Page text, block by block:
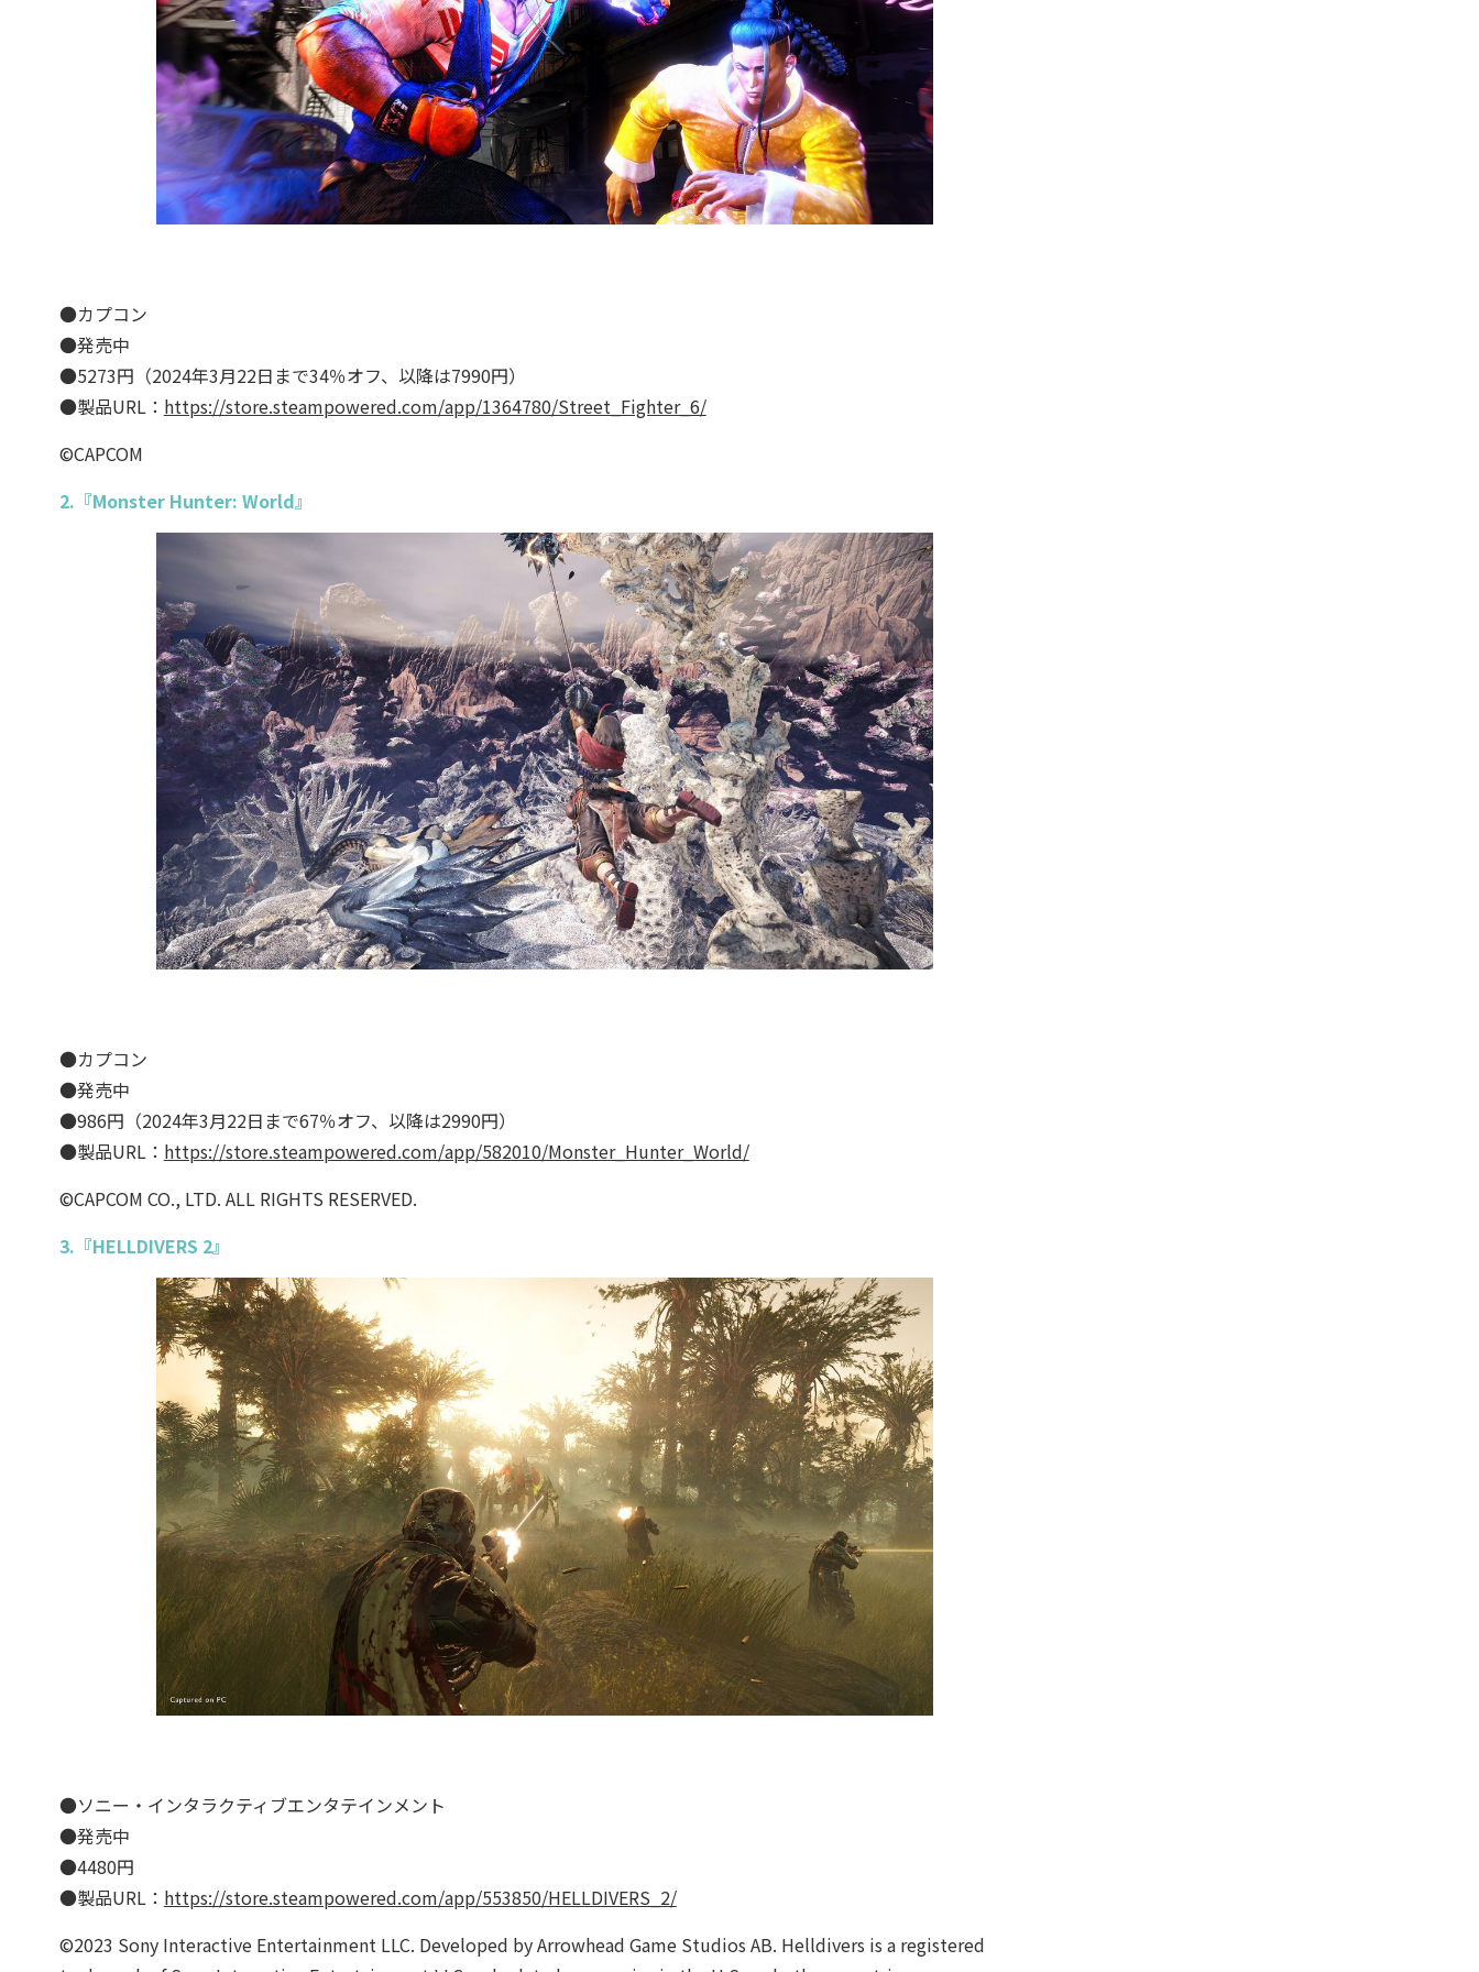
●カプコン
●発売中
●5273円（2024年3月22日まで34％オフ、以降は7990円）
●製品URL： https://store.steampowered.com/app/1364780/Street_Fighter_6/
©CAPCOM
2.『Monster Hunter: World』
●カプコン
●発売中
●986円（2024年3月22日まで67％オフ、以降は2990円）
●製品URL： https://store.steampowered.com/app/582010/Monster_Hunter_World/
©CAPCOM CO., LTD. ALL RIGHTS RESERVED.
3.『HELLDIVERS 2』
●ソニー・インタラクティブエンタテインメント
●発売中
●4480円
●製品URL： https://store.steampowered.com/app/553850/HELLDIVERS_2/
©2023 Sony Interactive Entertainment LLC. Developed by Arrowhead Game Studios AB. Helldivers is a registered